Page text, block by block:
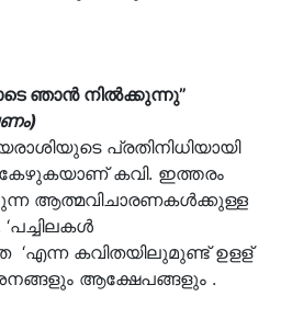
ഞാൻ നിൽക്കുന്നു”
പ്രതിനിധിയായി
കേഴുകയാണ് കവി. ഇത്തരം
ആത്മവിചാരണകൾക്കുള്ള
‘എന്ന കവിതയിലുമുണ്ട് ഉളള്
ആക്ഷേപങ്ങളും .